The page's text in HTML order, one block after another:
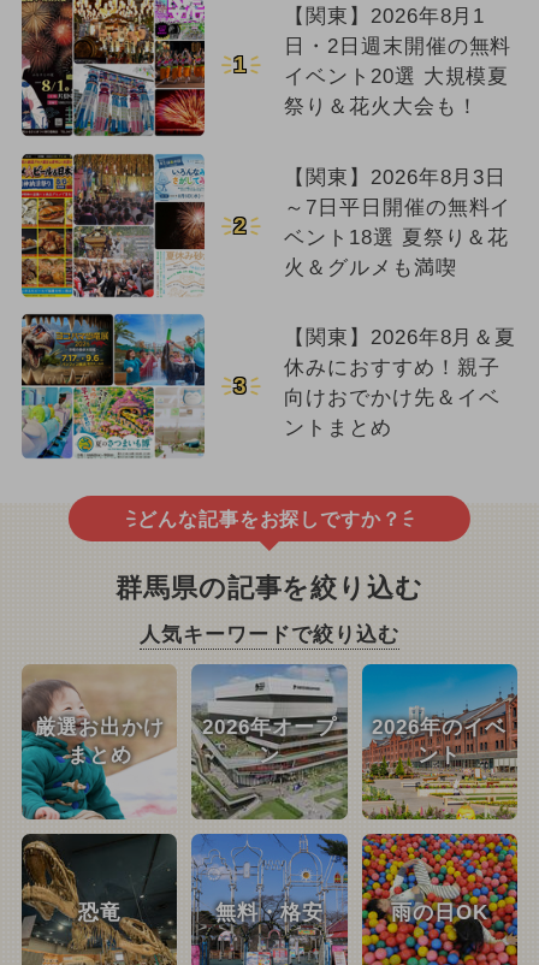
1
【関東】2026年8月1
日・2日週末開催の無料
イベント20選 大規模夏
祭り＆花火大会も！
2
【関東】2026年8月3日
～7日平日開催の無料イ
ベント18選 夏祭り＆花
火＆グルメも満喫
3
【関東】2026年8月＆夏
休みにおすすめ！親子
向けおでかけ先＆イベ
ントまとめ
どんな記事をお探しですか？
群馬県の記事を絞り込む
人気キーワードで絞り込む
厳選お出かけ
まとめ
2026年オープ
ン
2026年のイベ
ント
恐竜 無料・格安 雨の日OK